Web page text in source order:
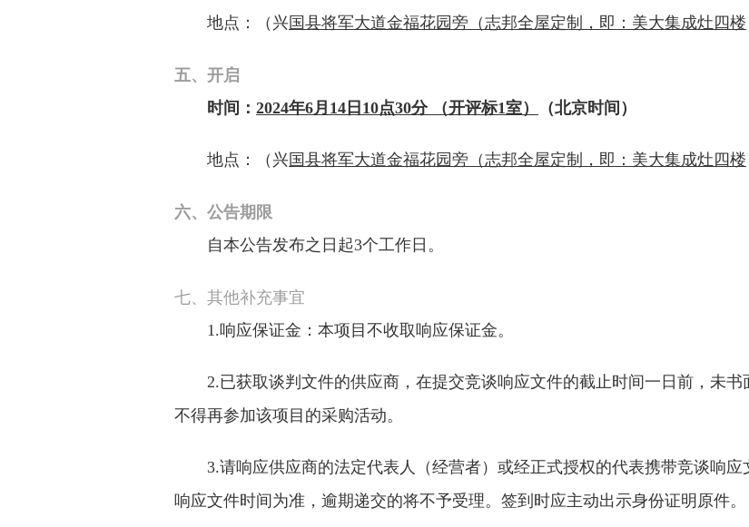
地点：（兴国县将军大道金福花园旁（志邦全屋定制，即： 美大集成灶四楼
五、开启
时间： 2024年6月 14日10点30分 （开评标1室） （北京时间）
地点：（兴国县将军大道金福花园旁（志邦全屋定制，即： 美大集成灶四楼
六、公告期限
自本公告发布之日起3个工作日。
七、 其他补充事宜
1.响应保证金： 本项目不收取响应保证金。
2.已获取谈判文件的供应商，在提交竞谈响应文件的截止时间一日前，未书
不得再参加该项目的采购活动。
3.请响应供应商的法定代表人（经营者）或经正式授权的代表携带竞谈响
响应文件时间为准，逾期递交的将不予受理。签到时应主动出示身份证明原件。